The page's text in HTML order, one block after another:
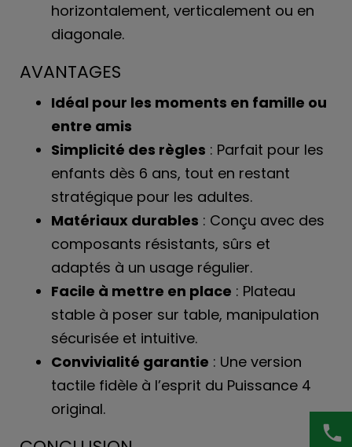
horizontalement, verticalement ou en
diagonale.
AVANTAGES
Idéal pour les moments en famille ou
entre amis
Simplicité des règles : Parfait pour les
enfants dès 6 ans, tout en restant
stratégique pour les adultes.
Matériaux durables : Conçu avec des
composants résistants, sûrs et
adaptés à un usage régulier.
Facile à mettre en place : Plateau
stable à poser sur table, manipulation
sécurisée et intuitive.
Convivialité garantie : Une version
tactile fidèle à l’esprit du Puissance 4
original.
phone